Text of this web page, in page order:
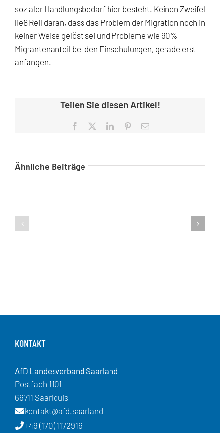
sozialer Handlungsbedarf hier besteht. Keinen Zweifel
ließ Reil daran, dass das Problem der Migration noch in
keiner Weise gelöst sei und Probleme wie 90%
Migrantenanteil bei den Einschulungen, gerade erst
anfangen.
Teilen Sie diesen Artikel!
Facebook LinkedInPinterest
E-
Ähnliche Beiträge
KONTAKT
AfD Landesverband Saarland
Postfach 1101
66711 Saarlouis
kontakt@afd.saarland
+49 (170) 1172916